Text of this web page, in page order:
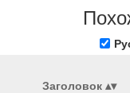
Заголовок